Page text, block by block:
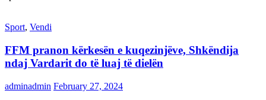
Sport, Vendi
FFM pranon kërkesën e kuqezinjëve, Shkëndija
ndaj Vardarit do të luaj të dielën
adminadmin February 27, 2024